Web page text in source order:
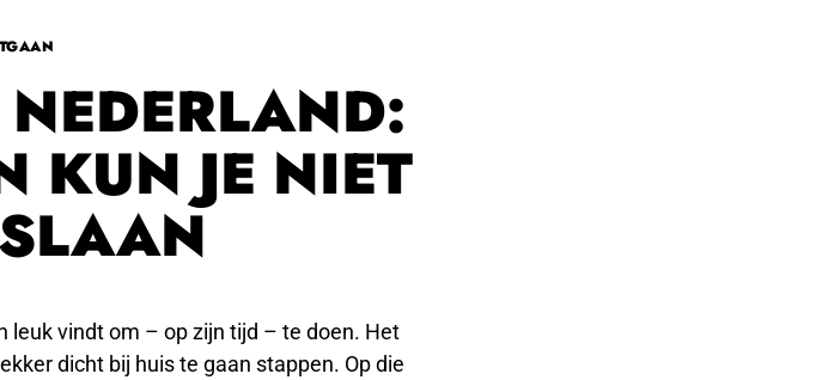
KUN JE NIET
leuk vindt om – op zijn tijd – te doen. Het
dicht bij huis te gaan stappen. Op die